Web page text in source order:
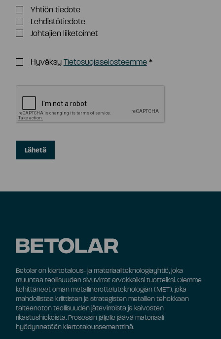
Yhtiön tiedote
Lehdistötiedote
Johtajien liiketoimet
Hyväksy Tietosuojaselosteemme*
Betolar on kiertotalous- ja materiaaliteknologiayhtiö, joka
muuntaa teollisuuden sivuvirrat arvokkaiksi tuotteiksi. Olemme
kehittäneet oman metallinerotteluteknologian (MET), joka
mahdollistaa kriittisten ja strategisten metallien tehokkaan
talteenoton teollisuuden jätevirroista ja kaivosten
rikastushiekoista. Prosessin jäljelle jäävä materiaali
hyödynnetään kiertotaloussementtinä.